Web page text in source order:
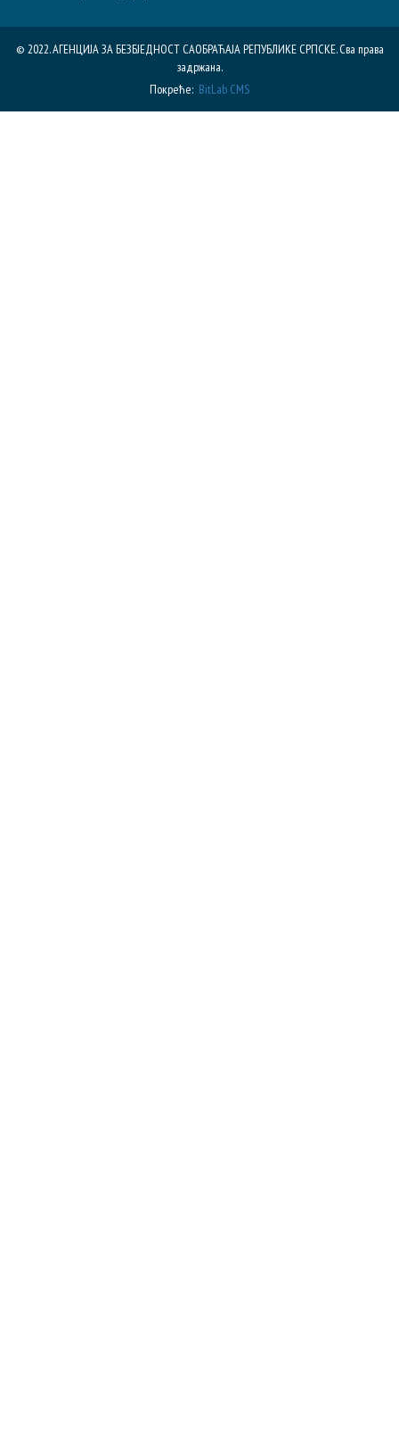
© 2022. АГЕНЦИЈА ЗА БЕЗБЈЕДНОСТ САОБРАЋАЈА РЕПУБЛИКE СРПСКЕ. Сва права
задржана.
Покреће: BitLab CMS